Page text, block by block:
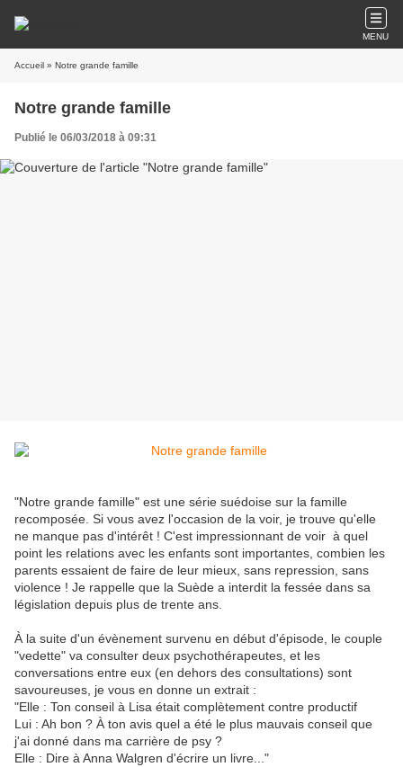
MENU
Accueil » Notre grande famille
Notre grande famille
Publié le 06/03/2018 à 09:31
"Notre grande famille" est une série suédoise sur la famille
recomposée. Si vous avez l'occasion de la voir, je trouve qu'elle
ne manque pas d'intérêt ! C'est impressionnant de voir à quel
point les relations avec les enfants sont importantes, combien les
parents essaient de faire de leur mieux, sans repression, sans
violence ! Je rappelle que la Suède a interdit la fessée dans sa
législation depuis plus de trente ans.
À la suite d'un évènement survenu en début d'épisode, le couple
"vedette" va consulter deux psychothérapeutes, et les
conversations entre eux (en dehors des consultations) sont
savoureuses, je vous en donne un extrait :
"Elle : Ton conseil à Lisa était complètement contre productif
Lui : Ah bon ? À ton avis quel a été le plus mauvais conseil que
j'ai donné dans ma carrière de psy ?
Elle : Dire à Anna Walgren d'écrire un livre..."